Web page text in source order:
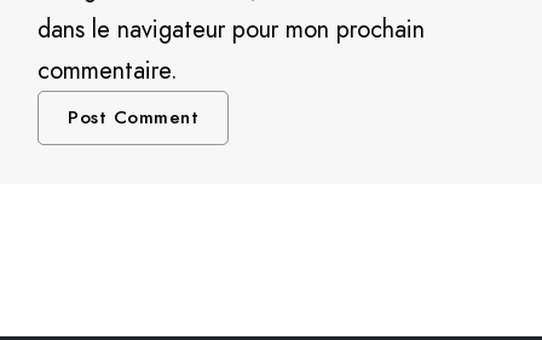
dans le navigateur pour mon prochain
commentaire.